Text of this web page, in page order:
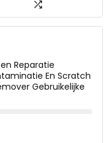
Reparatie
En Scratch
Gebruikelijke